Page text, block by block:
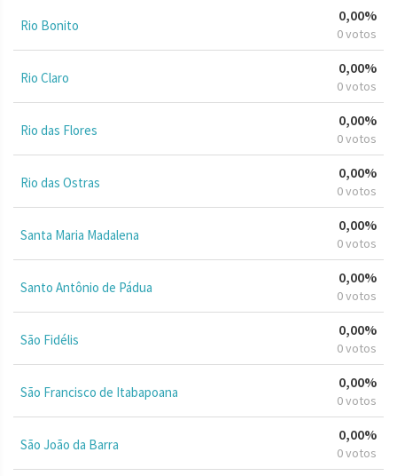
Rio Bonito
0,00%
0 votos
Rio Claro
0,00%
0 votos
Rio das Flores
0,00%
0 votos
Rio das Ostras
0,00%
0 votos
Santa Maria Madalena
0,00%
0 votos
Santo Antônio de Pádua
0,00%
0 votos
São Fidélis
0,00%
0 votos
São Francisco de Itabapoana
0,00%
0 votos
São João da Barra
0,00%
0 votos